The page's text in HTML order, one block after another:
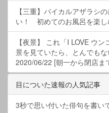
【三重】バイカルアザラシ
い！ 初めてのお風呂を楽し
【夜景】 これ「I LOVE ウ
景を見ていたら、とんでも
2020/06/22 [朝一から閉店
目についた速報の人気記事
3秒で思い付いた俳句を書い